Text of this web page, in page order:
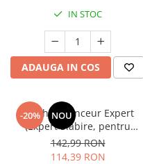
IN STOC
ADAUGA IN COS
-20% NOU
Manhaé Minceur Expert
(Expert Slăbire, pentru
reducerea în greutate) *
30cps
142,99 RON
114,39 RON